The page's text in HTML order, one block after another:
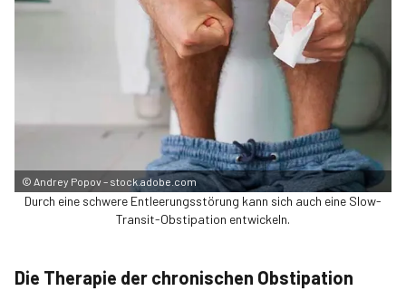
© Andrey Popov – stock.adobe.com
Durch eine schwere Entleerungsstörung kann sich auch eine Slow-
Transit-Obstipation entwickeln.
Die Therapie der chronischen Obstipation